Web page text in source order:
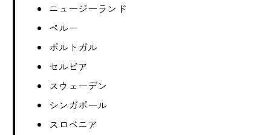
ニュージーランド
ペルー
ポルトガル
セルビア
スウェーデン
シンガポール
スロベニア